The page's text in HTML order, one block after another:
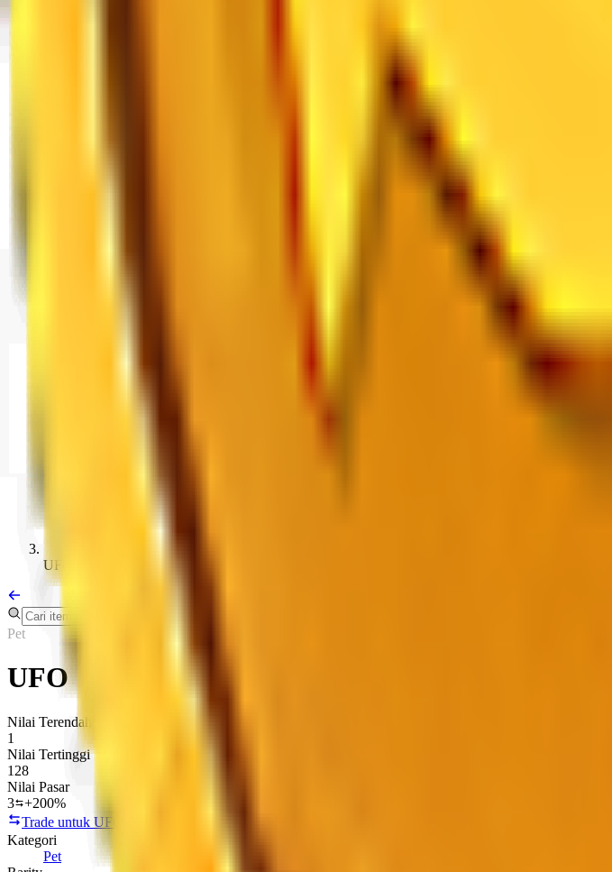
UFO
Pet
UFO
Nilai Terendah
1
Nilai Tertinggi
128
Nilai Pasar
3
+200%
Trade untuk UFO
Kategori
Pet